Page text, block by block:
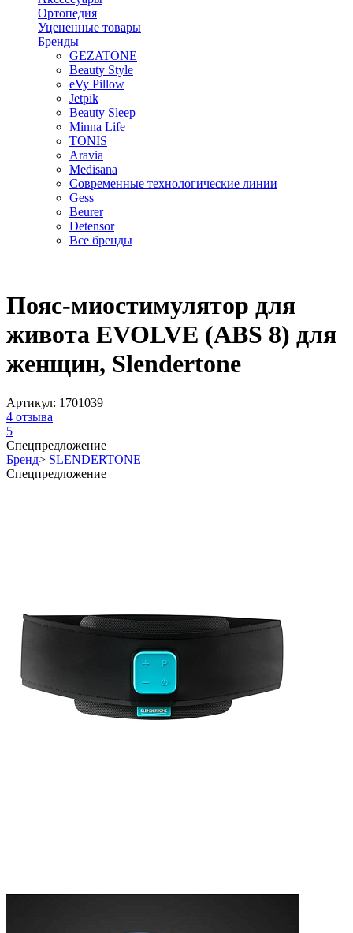
Ортопедия
Уцененные товары
Бренды
GEZATONE
Beauty Style
eVy Pillow
Jetpik
Beauty Sleep
Minna Life
TONIS
Aravia
Medisana
Современные технологические линии
Gess
Beurer
Detensor
Все бренды
Пояс-миостимулятор для
живота EVOLVE (ABS 8) для
женщин, Slendertone
Артикул: 1701039
4 отзыва
5
Спецпредложение
Бренд> SLENDERTONE
Спецпредложение